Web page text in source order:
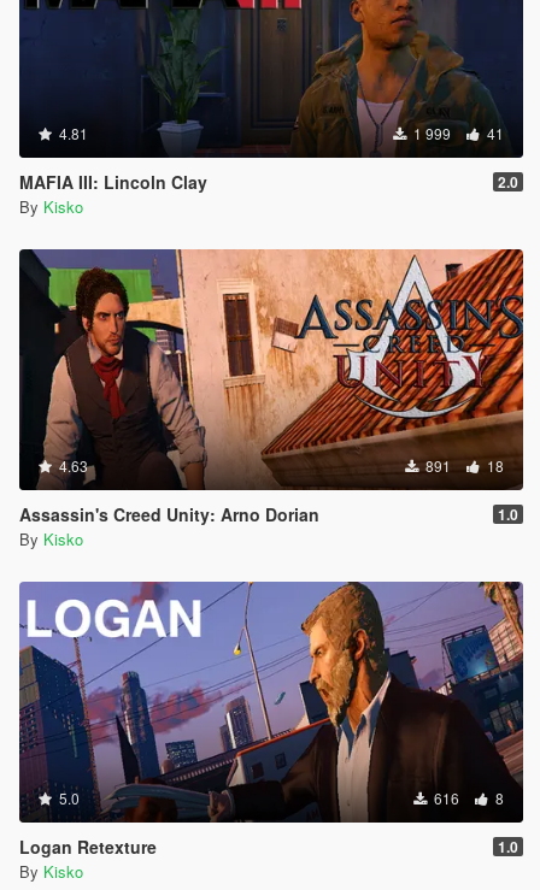
4.81 1 999 41
MAFIA III: Lincoln Clay 2.0
By Kisko
4.63 891 18
Assassin's Creed Unity: Arno Dorian 1.0
By Kisko
5.0 616 8
Logan Retexture 1.0
By Kisko